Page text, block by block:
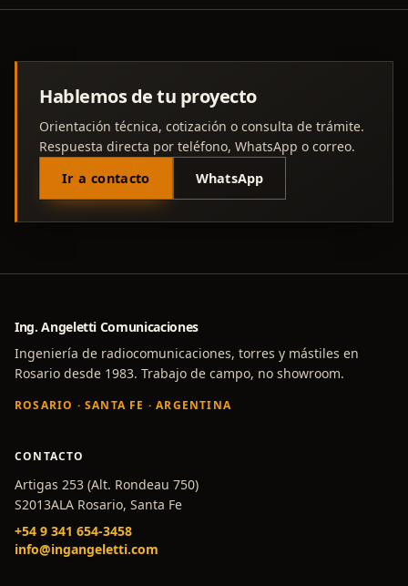
Hablemos de tu proyecto
Orientación técnica, cotización o consulta de trámite.
Respuesta directa por teléfono, WhatsApp o correo.
Ir a contacto
WhatsApp
Ing. Angeletti Comunicaciones
Ingeniería de radiocomunicaciones, torres y mástiles en
Rosario desde 1983. Trabajo de campo, no showroom.
ROSARIO · SANTA FE · ARGENTINA
CONTACTO
Artigas 253 (Alt. Rondeau 750)
S2013ALA Rosario, Santa Fe
+54 9 341 654-3458
info@ingangeletti.com